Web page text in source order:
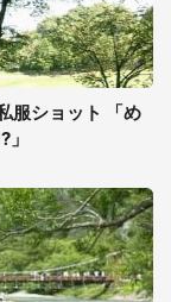
服ショット 「め